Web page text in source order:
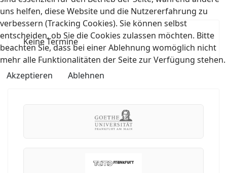
Keine Termine
uns helfen, diese Website und die Nutzererfahrung zu
verbessern (Tracking Cookies). Sie können selbst
entscheiden, ob Sie die Cookies zulassen möchten. Bitte
beachten Sie, dass bei einer Ablehnung womöglich nicht
mehr alle Funktionalitäten der Seite zur Verfügung stehen.
Akzeptieren
Ablehnen